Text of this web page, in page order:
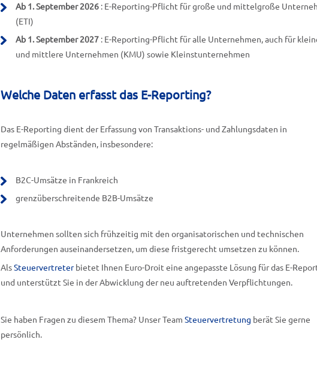
Ab 1. September 2026 : E-Reporting-Pflicht für große und mittelgroße
(ETI)
Ab 1. September 2027 : E-Reporting-Pflicht für alle Unternehmen, auch für
und mittlere Unternehmen (KMU) sowie Kleinstunternehmen
Welche Daten erfasst das E-Reporting?
Das E-Reporting dient der Erfassung von Transaktions- und Zahlungsdaten in
regelmäßigen Abständen, insbesondere:
B2C-Umsätze in Frankreich
grenzüberschreitende B2B-Umsätze
Unternehmen sollten sich frühzeitig mit den organisatorischen und technischen
Anforderungen auseinandersetzen, um diese fristgerecht umsetzen zu können.
AlsSteuervertreterbietet Ihnen Euro-Droit eine angepasste Lösung für das E-
und unterstützt Sie in der Abwicklung der neu auftretenden Verpflichtungen.
Sie haben Fragen zu diesem Thema? Unser Team Steuervertretung berät Sie gerne
persönlich.